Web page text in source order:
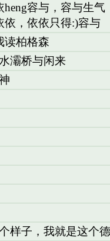
heng容与，容与生气
依，依依只得:)容与
柏格森
灞桥与闲来
样子，我就是这个